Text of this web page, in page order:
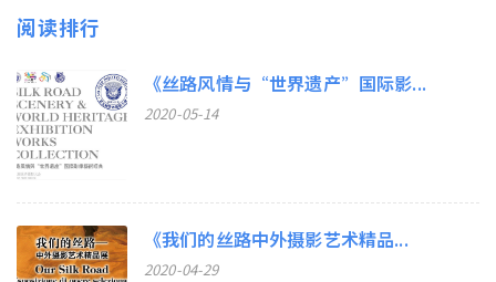
阅读排行
《丝路风情与“世界遗产”国际影...
2020-05-14
《我们的丝路中外摄影艺术精品...
2020-04-29